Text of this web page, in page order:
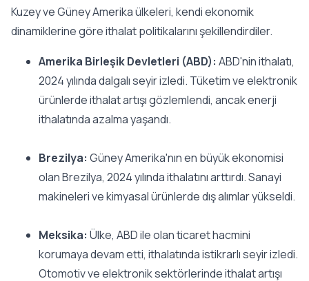
Kuzey ve Güney Amerika ülkeleri, kendi ekonomik
dinamiklerine göre ithalat politikalarını şekillendirdiler.
Amerika Birleşik Devletleri (ABD): ABD'nin ithalatı,
2024 yılında dalgalı seyir izledi. Tüketim ve elektronik
ürünlerde ithalat artışı gözlemlendi, ancak enerji
ithalatında azalma yaşandı.
Brezilya: Güney Amerika'nın en büyük ekonomisi
olan Brezilya, 2024 yılında ithalatını arttırdı. Sanayi
makineleri ve kimyasal ürünlerde dış alımlar yükseldi.
Meksika: Ülke, ABD ile olan ticaret hacmini
korumaya devam etti, ithalatında istikrarlı seyir izledi.
Otomotiv ve elektronik sektörlerinde ithalat artışı